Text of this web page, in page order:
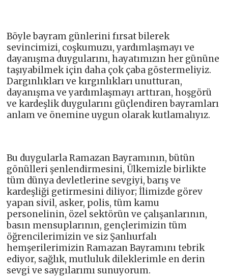
Böyle bayram günlerini fırsat bilerek
sevincimizi, coşkumuzu, yardımlaşmayı ve
dayanışma duygularını, hayatımızın her gününe
taşıyabilmek için daha çok çaba göstermeliyiz.
Dargınlıkları ve kırgınlıkları unutturan,
dayanışma ve yardımlaşmayı arttıran, hoşgörü
ve kardeşlik duygularını güçlendiren bayramları
anlam ve önemine uygun olarak kutlamalıyız.
Bu duygularla Ramazan Bayramının, bütün
gönülleri şenlendirmesini, Ülkemizle birlikte
tüm dünya devletlerine sevgiyi, barış ve
kardeşliği getirmesini diliyor; İlimizde görev
yapan sivil, asker, polis, tüm kamu
personelinin, özel sektörün ve çalışanlarının,
basın mensuplarının, gençlerimizin tüm
öğrencilerimizin ve siz Şanlıurfalı
hemşerilerimizin Ramazan Bayramını tebrik
ediyor, sağlık, mutluluk dileklerimle en derin
sevgi ve saygılarımı sunuyorum.